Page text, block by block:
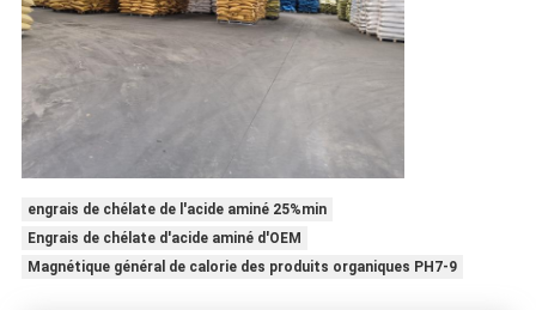
engrais de chélate de l'acide aminé 25%min
Engrais de chélate d'acide aminé d'OEM
Magnétique général de calorie des produits organiques PH7-9